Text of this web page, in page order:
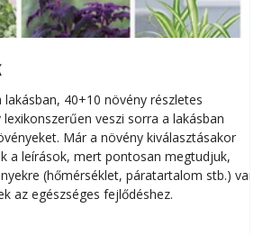
40+10 növény részletes
veszi sorra a lakásban
Már a növény kiválasztásakor
a leírások, mert pontosan megtudjuk,
(hőmérséklet, páratartalom stb.) van
az egészséges fejlődéshez.